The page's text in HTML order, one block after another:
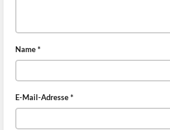
Name*
E-Mail-Adresse*